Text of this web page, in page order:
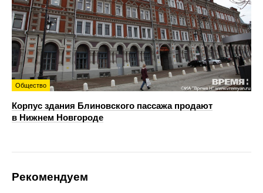
Общество
Корпус здания Блиновского пассажа продают
в Нижнем Новгороде
Рекомендуем